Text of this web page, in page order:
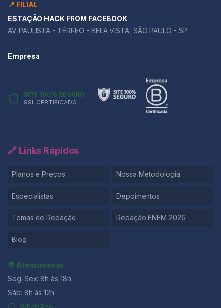
📍 FILIAL
ESTAÇÃO HACK FROM FACEBOOK
AV PAULISTA - TÉRREO - BELA VISTA, SÃO PAULO - SP
Empresa
SITE 100% SEGURO
SSL CERTIFICADO
🔗 Links Rápidos
Planos e Preços Nossa Metodologia
Especialistas Depoimentos
Temas de Redação Redação ENEM 2026
Blog
💬 Atendimento
Seg-Sex: 8h às 18h
Sáb: 8h às 12h
WhatsApp